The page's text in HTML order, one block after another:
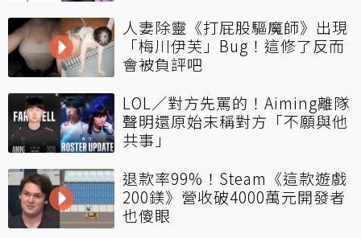
人妻除靈《打屁股驅魔師》出現
「梅川伊芙」Bug！這修了反而
會被負評吧
LOL／對方先罵的！Aiming離隊
聲明還原始末稱對方「不願與他
共事」
退款率99%！Steam《這款遊戲
200鎂》營收破4000萬元開發者
也傻眼